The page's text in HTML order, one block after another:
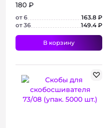
180 ₽
от 6
163.8 ₽
от 36
149.4 ₽
В корзину